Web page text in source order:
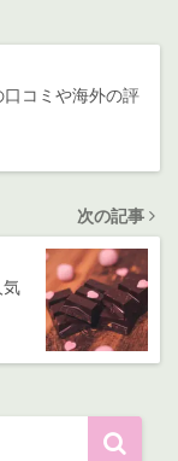
コミや海外の評
次の記事
気